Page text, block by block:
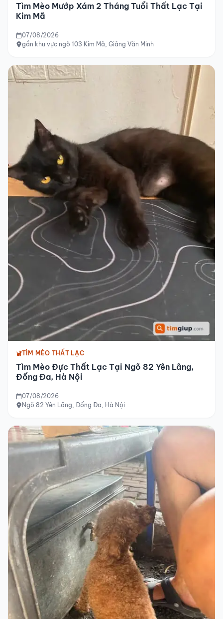
Tìm Mèo Mướp Xám 2 Tháng Tuổi Thất Lạc Tại
Kim Mã
07/08/2026
gần khu vực ngõ 103 Kim Mã, Giảng Văn Minh
TÌM MÈO THẤT LẠC
Tìm Mèo Đực Thất Lạc Tại Ngõ 82 Yên Lãng,
Đống Đa, Hà Nội
07/08/2026
Ngõ 82 Yên Lãng, Đống Đa, Hà Nội